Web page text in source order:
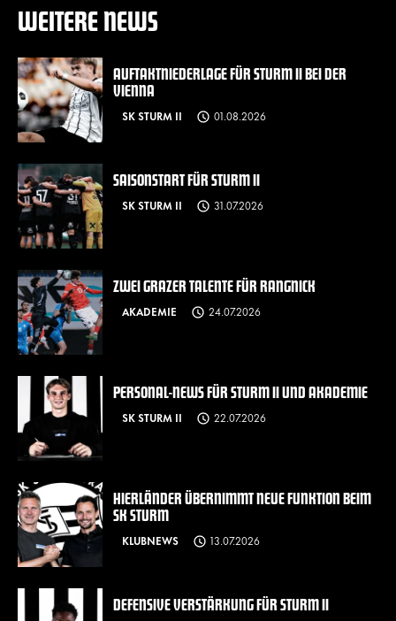
WEITERE NEWS
AUFTAKTNIEDERLAGE FÜR STURM II BEI DER
VIENNA
SK STURM II 01.08.2026
SAISONSTART FÜR STURM II
SK STURM II 31.07.2026
ZWEI GRAZER TALENTE FÜR RANGNICK
AKADEMIE 24.07.2026
PERSONAL-NEWS FÜR STURM II UND AKADEMIE
SK STURM II 22.07.2026
HIERLÄNDER ÜBERNIMMT NEUE FUNKTION BEIM
SK STURM
KLUBNEWS 13.07.2026
DEFENSIVE VERSTÄRKUNG FÜR STURM II